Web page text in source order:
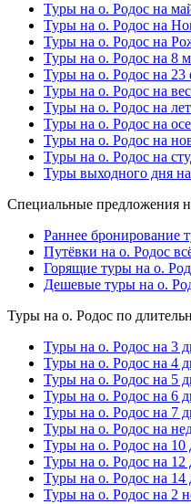
Туры на о. Родос на
Туры на о. Родос на
Туры на о. Родос на
Туры на о. Родос на 8
Туры на о. Родос на 23
Туры на о. Родос на
Туры на о. Родос на
Туры на о. Родос на
Туры на о. Родос на
Туры на о. Родос на
Туры выходного дня
Специальные предложения
Раннее бронирование
Путёвки на о. Родос
Горящие туры на о.
Дешевые туры на о.
Туры на о. Родос по
Туры на о. Родос на 3
Туры на о. Родос на 4
Туры на о. Родос на 5
Туры на о. Родос на 6
Туры на о. Родос на 7
Туры на о. Родос на
Туры на о. Родос на 10
Туры на о. Родос на 12
Туры на о. Родос на 14
Туры на о. Родос на 2